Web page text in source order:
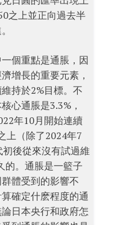
之上並正向過去半
個重點是通脹，因
增長的重要元素，
持於2%目標。不
心通脹是3.3%，
年10月開始連續
上（除了2024年7
後從來沒有試過維
的。通脹是一籃子
體受到的影響不
確定什麽程度的通
日本央行和政府怎